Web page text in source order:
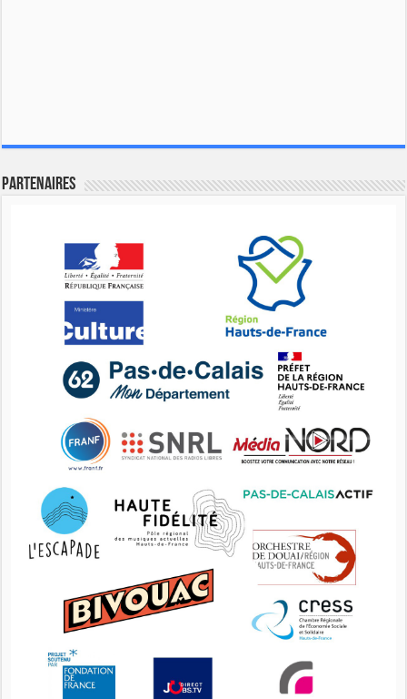
Partenaires